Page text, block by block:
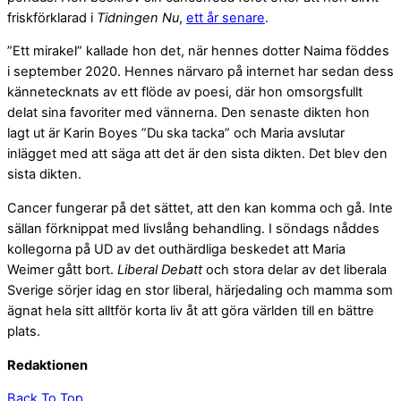
friskförklarad i Tidningen Nu, ett år senare.
”Ett mirakel” kallade hon det, när hennes dotter Naima föddes
i september 2020. Hennes närvaro på internet har sedan dess
kännetecknats av ett flöde av poesi, där hon omsorgsfullt
delat sina favoriter med vännerna. Den senaste dikten hon
lagt ut är Karin Boyes ”Du ska tacka” och Maria avslutar
inlägget med att säga att det är den sista dikten. Det blev den
sista dikten.
Cancer fungerar på det sättet, att den kan komma och gå. Inte
sällan förknippat med livslång behandling. I söndags nåddes
kollegorna på UD av det outhärdliga beskedet att Maria
Weimer gått bort. Liberal Debattoch stora delar av det liberala
Sverige sörjer idag en stor liberal, härjedaling och mamma som
ägnat hela sitt alltför korta liv åt att göra världen till en bättre
plats.
Redaktionen